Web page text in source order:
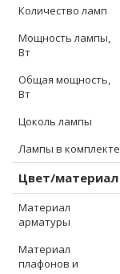
Количество ламп
Мощность лампы,
Вт
Общая мощность,
Вт
Цоколь лампы
Лампы в комплекте
Цвет/материал
Материал
арматуры
Материал
плафонов и